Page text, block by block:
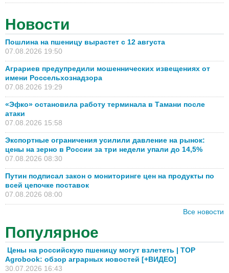
Новости
Пошлина на пшеницу вырастет с 12 августа
07.08.2026 19:50
Аграриев предупредили мошеннических извещениях от
имени Россельхознадзора
07.08.2026 19:29
«Эфко» остановила работу терминала в Тамани после
атаки
07.08.2026 15:58
Экспортные ограничения усилили давление на рынок:
цены на зерно в России за три недели упали до 14,5%
07.08.2026 08:30
Путин подписал закон о мониторинге цен на продукты по
всей цепочке поставок
07.08.2026 08:00
Все новости
Популярное
Цены на российскую пшеницу могут взлететь | TOP
Agrobook: обзор аграрных новостей [+ВИДЕО]
30.07.2026 16:43